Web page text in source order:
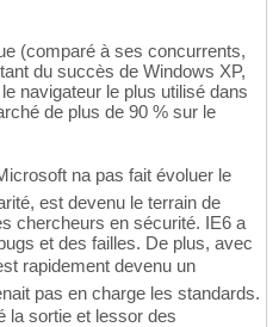
(comparé à ses concurrents,
du succès de Windows XP,
navigateur le plus utilisé dans
de plus de 90 % sur le
na pas fait évoluer le
est devenu le terrain de
chercheurs en sécurité. IE6 a
et des failles. De plus, avec
rapidement devenu un
pas en charge les standards.
sortie et lessor des